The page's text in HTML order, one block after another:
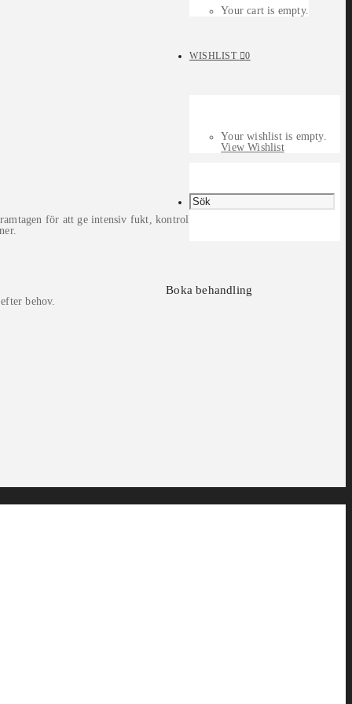
Your cart is empty.
WISHLIST 0
Your wishlist is empty.
View Wishlist
Boka behandling
för att ge intensiv fukt, kontrollera friss
behov.